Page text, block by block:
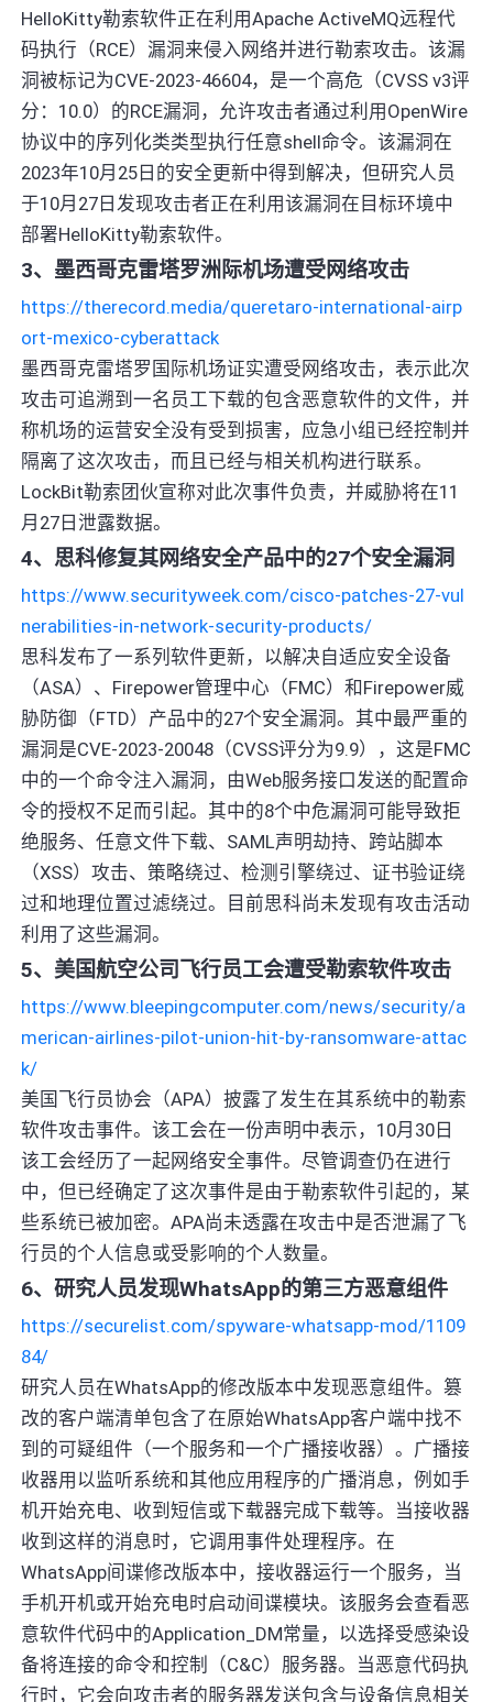
HelloKitty勒索软件正在利用Apache ActiveMQ远程代
码执行（RCE）漏洞来侵入网络并进行勒索攻击。该漏
洞被标记为CVE-2023-46604，是一个高危（CVSS v3评
分：10.0）的RCE漏洞，允许攻击者通过利用OpenWire
协议中的序列化类类型执行任意shell命令。该漏洞在
2023年10月25日的安全更新中得到解决，但研究人员
于10月27日发现攻击者正在利用该漏洞在目标环境中
部署HelloKitty勒索软件。
3、墨西哥克雷塔罗洲际机场遭受网络攻击
https://therecord.media/queretaro-international-airp
ort-mexico-cyberattack
墨西哥克雷塔罗国际机场证实遭受网络攻击，表示此次
攻击可追溯到一名员工下载的包含恶意软件的文件，并
称机场的运营安全没有受到损害，应急小组已经控制并
隔离了这次攻击，而且已经与相关机构进行联系。
LockBit勒索团伙宣称对此次事件负责，并威胁将在11
月27日泄露数据。
4、思科修复其网络安全产品中的27个安全漏洞
https://www.securityweek.com/cisco-patches-27-vul
nerabilities-in-network-security-products/
思科发布了一系列软件更新，以解决自适应安全设备
（ASA）、Firepower管理中心（FMC）和Firepower威
胁防御（FTD）产品中的27个安全漏洞。其中最严重的
漏洞是CVE-2023-20048（CVSS评分为9.9），这是FMC
中的一个命令注入漏洞，由Web服务接口发送的配置命
令的授权不足而引起。其中的8个中危漏洞可能导致拒
绝服务、任意文件下载、SAML声明劫持、跨站脚本
（XSS）攻击、策略绕过、检测引擎绕过、证书验证绕
过和地理位置过滤绕过。目前思科尚未发现有攻击活动
利用了这些漏洞。
5、美国航空公司飞行员工会遭受勒索软件攻击
https://www.bleepingcomputer.com/news/security/a
merican-airlines-pilot-union-hit-by-ransomware-attac
k/
美国飞行员协会（APA）披露了发生在其系统中的勒索
软件攻击事件。该工会在一份声明中表示，10月30日
该工会经历了一起网络安全事件。尽管调查仍在进行
中，但已经确定了这次事件是由于勒索软件引起的，某
些系统已被加密。APA尚未透露在攻击中是否泄漏了飞
行员的个人信息或受影响的个人数量。
6、研究人员发现WhatsApp的第三方恶意组件
https://securelist.com/spyware-whatsapp-mod/1109
84/
研究人员在WhatsApp的修改版本中发现恶意组件。篡
改的客户端清单包含了在原始WhatsApp客户端中找不
到的可疑组件（一个服务和一个广播接收器）。广播接
收器用以监听系统和其他应用程序的广播消息，例如手
机开始充电、收到短信或下载器完成下载等。当接收器
收到这样的消息时，它调用事件处理程序。在
WhatsApp间谍修改版本中，接收器运行一个服务，当
手机开机或开始充电时启动间谍模块。该服务会查看恶
意软件代码中的Application_DM常量，以选择受感染设
备将连接的命令和控制（C&C）服务器。当恶意代码执
行时，它会向攻击者的服务器发送包含与设备信息相关